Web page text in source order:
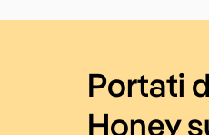
Portati
Honey